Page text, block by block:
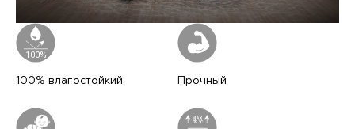
100% влагостойкий Прочный